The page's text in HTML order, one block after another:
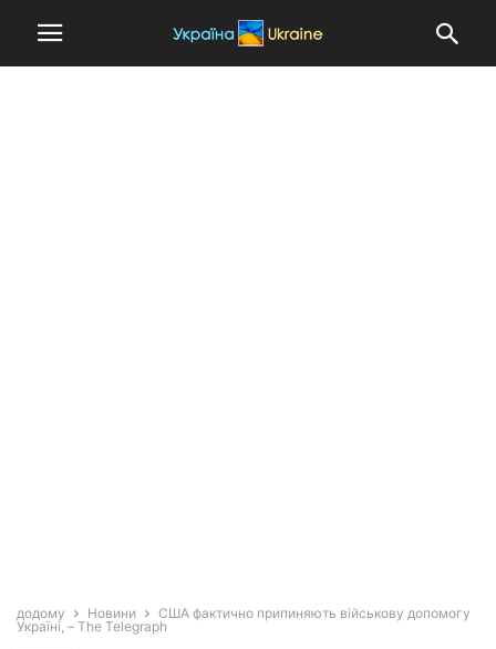
додому Новини
США фактично припиняють військову допомогу
Україні, – The Telegraph